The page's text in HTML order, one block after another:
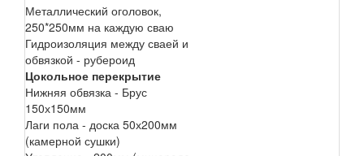
Металлический оголовок,
250*250мм на каждую сваю
Гидроизоляция между сваей и
обвязкой - рубероид
Цокольное перекрытие
Нижняя обвязка - Брус
150х150мм
Лаги пола - доска 50х200мм
(камерной сушки)